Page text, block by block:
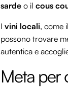
sarde o il cous
I vini locali, come
possono trovare
autentica e
Meta per